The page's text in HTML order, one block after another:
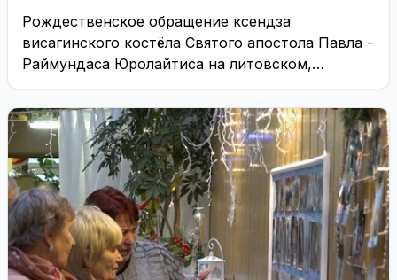
Рождественское обращение ксендза
висагинского костёла Святого апостола Павла -
Раймундаса Юролайтиса на литовском,
польском и русском языках